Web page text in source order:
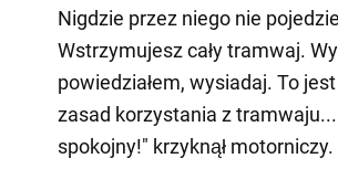
Nigdzie przez niego nie
Wstrzymujesz cały tramwaj.
powiedziałem, wysiadaj. To
zasad korzystania z
spokojny!" krzyknął motorniczy.